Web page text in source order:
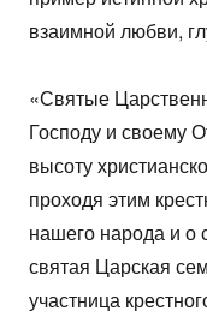
взаимной любви,
«Святые
Господу и своему
высоту
проходя этим
нашего народа и о
святая Царская
участница